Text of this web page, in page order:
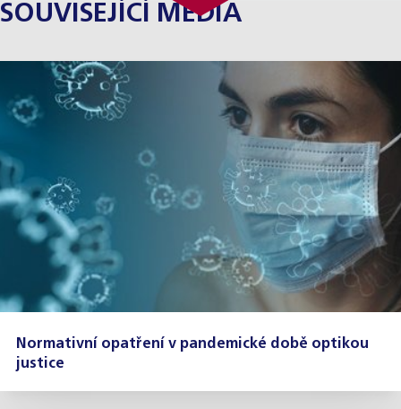
SOUVISEJÍCÍ MÉDIA
Normativní opatření v pandemické době optikou
justice